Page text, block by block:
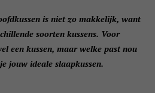
is niet zo makkelijk, want
soorten kussens. Voor
een kussen, maar welke past nou
jouw ideale slaapkussen.